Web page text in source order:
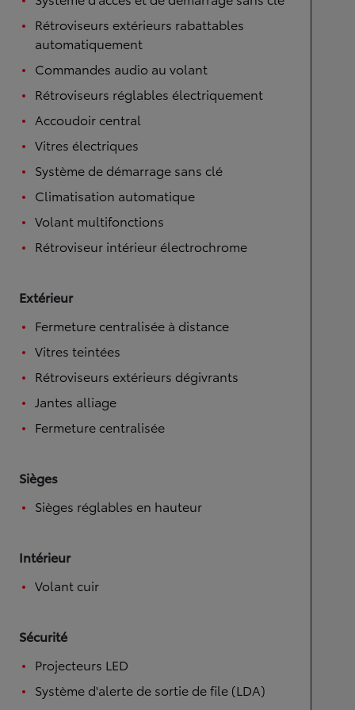
Rétroviseurs extérieurs rabattables
automatiquement
Commandes audio au volant
Rétroviseurs réglables électriquement
Accoudoir central
Vitres électriques
Système de démarrage sans clé
Climatisation automatique
Volant multifonctions
Rétroviseur intérieur électrochrome
Extérieur
Fermeture centralisée à distance
Vitres teintées
Rétroviseurs extérieurs dégivrants
Jantes alliage
Fermeture centralisée
Sièges
Sièges réglables en hauteur
Intérieur
Volant cuir
Sécurité
Projecteurs LED
Système d'alerte de sortie de file (LDA)